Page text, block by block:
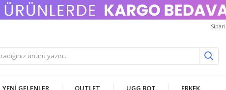
YENI GELENLER OUTLET UGG BOT ERKEK